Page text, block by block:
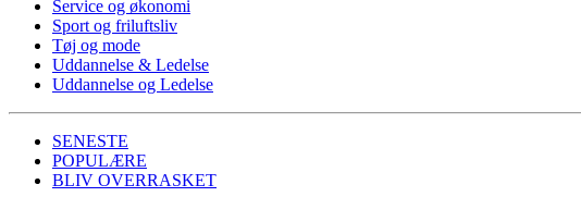
Service og økonomi
Sport og friluftsliv
Tøj og mode
Uddannelse & Ledelse
Uddannelse og Ledelse
SENESTE
POPULÆRE
BLIV OVERRASKET